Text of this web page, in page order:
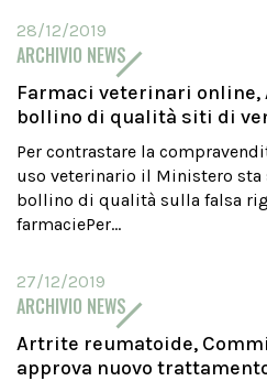
28/12/2019
ARCHIVIO NEWS
Farmaci veterinari online,
bollino di qualità siti di
Per contrastare la
uso veterinario il Ministero
bollino di qualità sulla falsa
farmaciePer...
27/12/2019
ARCHIVIO NEWS
Artrite reumatoide,
approva nuovo